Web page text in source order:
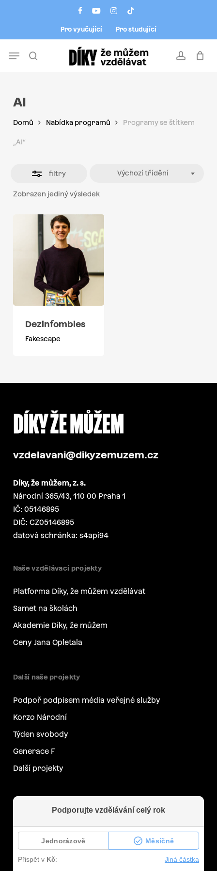
facebookyoutubeinstagram
tiktok
Pro vyučující Pro studující
account
Menu
AI
Domů Nabídka programů Programy se štítkem
„AI“
filtry
Zobrazen jediný výsledek
Výchozí třídění
Dezinfombies
Fakescape
vzdelavani@dikyzemuzem.cz
Díky, že můžem, z. s.
Národní 365/43, 110 00 Praha 1
IČ: 05146895
DIČ: CZ05146895
datová schránka: s4api94
Naše vzdělávací projekty
Platforma Díky, že můžem vzdělávat
Samet na školách
Akademie Díky, že můžem
Ceny Jana Opletala
Další naše projekty
Podpoř podpisem média veřejné služby
Korzo Národní
Týden svobody
Generace F
Další projekty